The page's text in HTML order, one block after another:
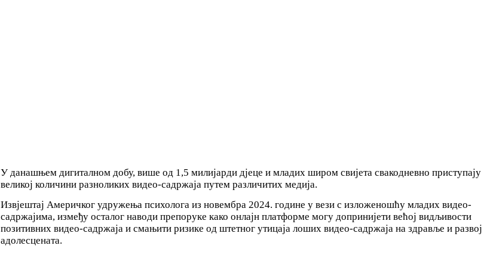
У данашњем дигиталном добу, више од 1,5 милијарди дјеце и младих широм свијета свакодневно приступају
великој количини разноликих видео-садржаја путем различитих медија.
Извјештај Америчког удружења психолога из новембра 2024. године у вези с изложеношћу младих видео-
садржајима, између осталог наводи препоруке како онлајн платформе могу допринијети већој видљивости
позитивних видео-садржаја и смањити ризике од штетног утицаја лоших видео-садржаја на здравље и развој
адолесцената.